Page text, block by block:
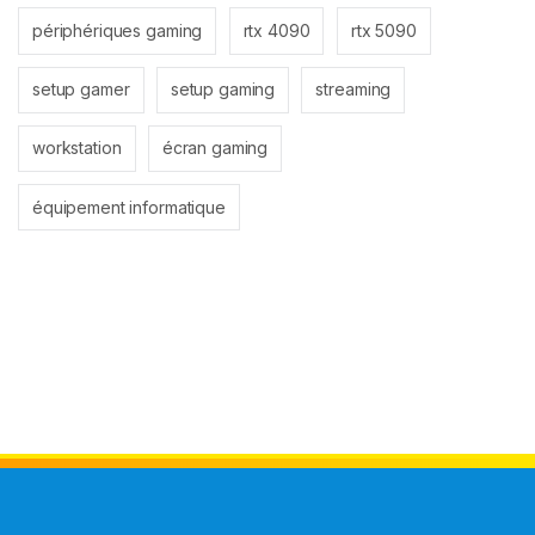
périphériques gaming rtx 4090 rtx 5090
setup gamer setup gaming streaming
workstation écran gaming
équipement informatique